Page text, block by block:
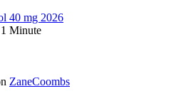
40 mg 2026
Minute
ZaneCoombs